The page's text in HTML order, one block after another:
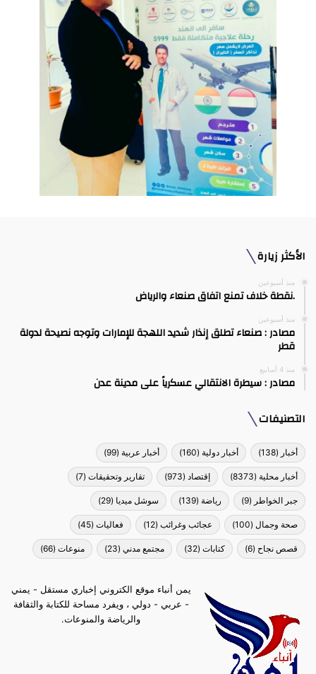
الأكثر زيارة
منذ أسبوعين
.نقطة خلاف تمنع اتفاق صنعاء والرياض
منذ أسبوعين
مصادر : صنعاء تطلق إنذار شديد اللهجة للإمارات وتوجه نصيحة لدولة
قطر
منذ 4 أسابيع
مصادر : سيطرة الانتقالي عسكرياً على مدينة عدن
التصنيفات
أخبار (138) أخبار دولية (160) أخبار عربية (99)
أخبار محلية (8373) إقتصاد (973) تقارير وتحقيقات (7)
جبر الخواطر (9) رياضة (139) سوشل ميديا (29)
صحة وجمال (100) عجائب وغرائب (12) فعاليات (45)
قصص نجاح (6) كتابات (32) مجتمع مدني (23) منوعات (66)
يمن أنباء موقع الكتروني إخباري مستقل - يمني
- عربي - دولي ، ويفرد مساحة للكتابة والثقافة
والرياضة والمنوعات.